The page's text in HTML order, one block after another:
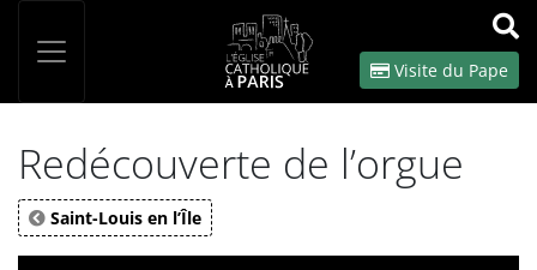
OK
Visite du Pape
Redécouverte de l’orgue
Saint-Louis en l’Île
Panneau de gestion des cookies